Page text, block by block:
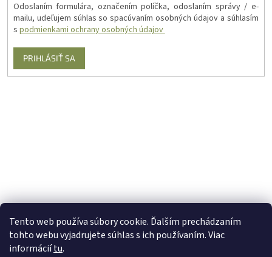
Tento web používa súbory cookie. Ďalším prechádzaním
tohto webu vyjadrujete súhlas s ich používaním. Viac
informáciítu.
Odoslaním formulára, označením políčka, odoslaním správy / e-
mailu, udeľujem súhlas so spacúvaním osobných údajov a súhlasím
s podmienkami ochrany osobných údajov
PRIHLÁSIŤ SA